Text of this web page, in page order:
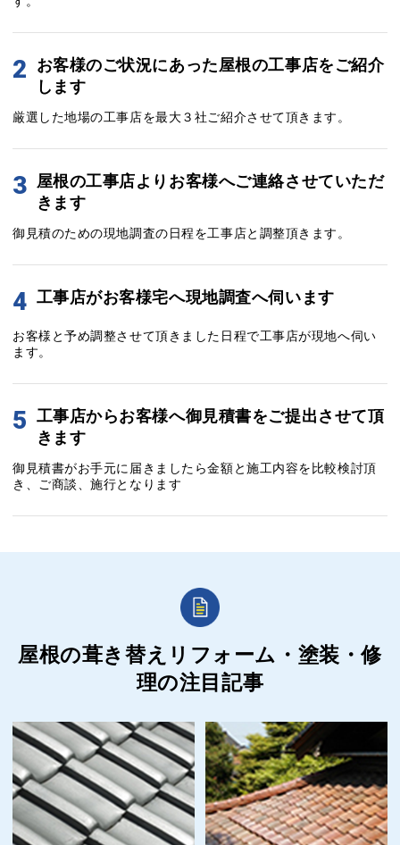
2
お客様のご状況にあった屋根の工事店をご紹介
します
厳選した地場の工事店を最大３社ご紹介させて頂きます。
3 屋根の工事店よりお客様へご連絡させていただ
きます
御見積のための現地調査の日程を工事店と調整頂きます。
4 工事店がお客様宅へ現地調査へ伺います
お客様と予め調整させて頂きました日程で工事店が現地へ伺い
ます。
5 工事店からお客様へ御見積書をご提出させて頂
きます
御見積書がお手元に届きましたら金額と施工内容を比較検討頂
き、ご商談、施行となります
屋根の葺き替えリフォーム・塗装・修
理の注目記事